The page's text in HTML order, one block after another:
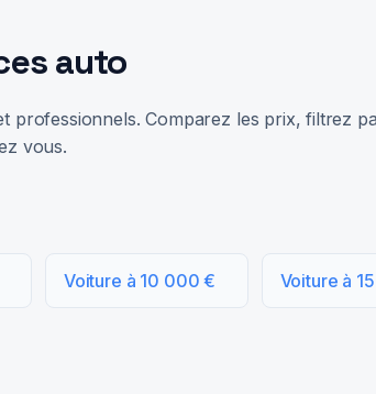
auto
Comparez les prix, filtrez
vous.
Voiture à 10 000 € Voiture à